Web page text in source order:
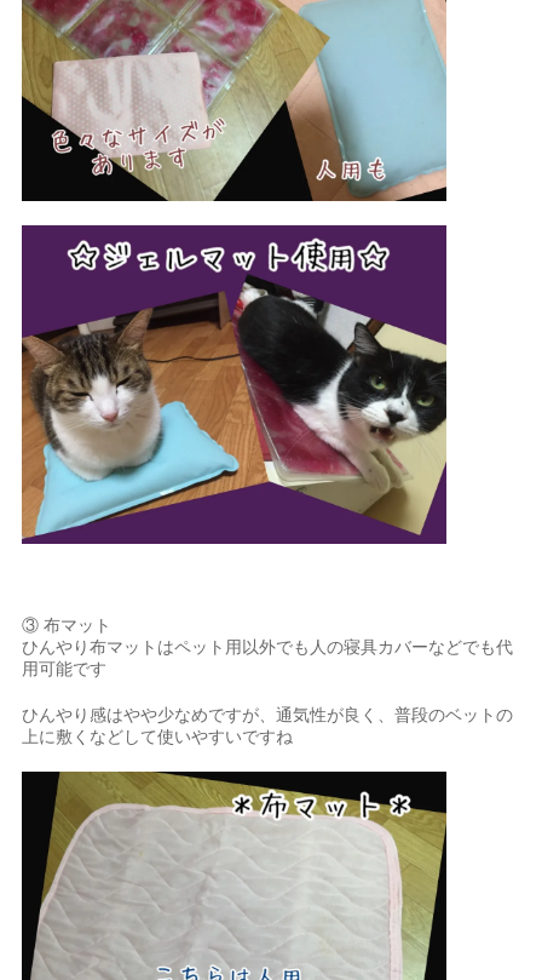
③ 布マット
ひんやり布マットはペット用以外でも人の寝具カバーなどでも代
用可能です
ひんやり感はやや少なめですが、通気性が良く、普段のベットの
上に敷くなどして使いやすいですね